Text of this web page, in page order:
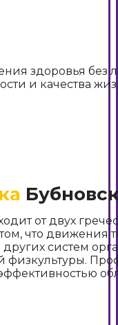
здоровья без
и качества
от двух
что движения
систем